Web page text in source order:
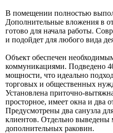
В помещении полностью
Дополнительные вложения в
готово для начала работы.
и подойдет для любого вида
Объект обеспечен
коммуникациями. Подведено
мощности, что идеально
торговых и общественных
Установлена приточно-
просторное, имеет окна и два
Предусмотрены два санузла
клиентов. Отдельно выведены
дополнительных раковин.